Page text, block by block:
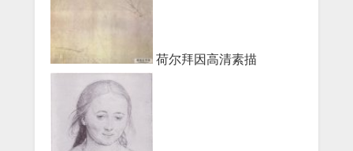
荷尔拜因高清素描